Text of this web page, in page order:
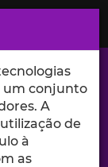
Iscte
um conjunto
A
de
à
as